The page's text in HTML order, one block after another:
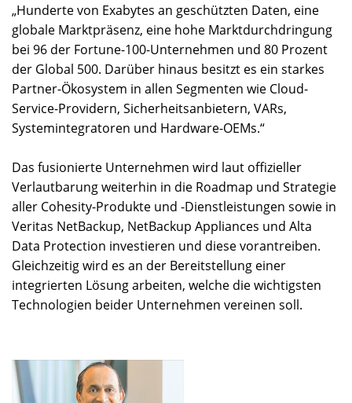
„Hunderte von Exabytes an geschützten Daten, eine
globale Marktpräsenz, eine hohe Marktdurchdringung
bei 96 der Fortune-100-Unternehmen und 80 Prozent
der Global 500. Darüber hinaus besitzt es ein starkes
Partner-Ökosystem in allen Segmenten wie Cloud-
Service-Providern, Sicherheitsanbietern, VARs,
Systemintegratoren und Hardware-OEMs.“
Das fusionierte Unternehmen wird laut offizieller
Verlautbarung weiterhin in die Roadmap und Strategie
aller Cohesity-Produkte und -Dienstleistungen sowie in
Veritas NetBackup, NetBackup Appliances und Alta
Data Protection investieren und diese vorantreiben.
Gleichzeitig wird es an der Bereitstellung einer
integrierten Lösung arbeiten, welche die wichtigsten
Technologien beider Unternehmen vereinen soll.